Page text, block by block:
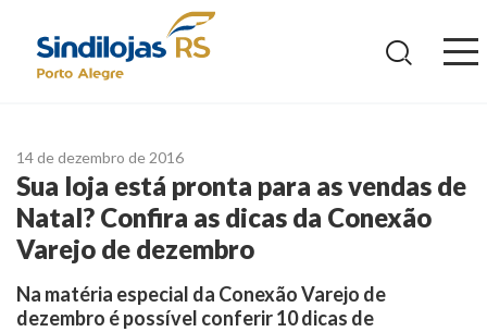
14 de dezembro de 2016
Sua loja está pronta para as vendas de
Natal? Confira as dicas da Conexão
Varejo de dezembro
Na matéria especial da Conexão Varejo de
dezembro é possível conferir 10 dicas de